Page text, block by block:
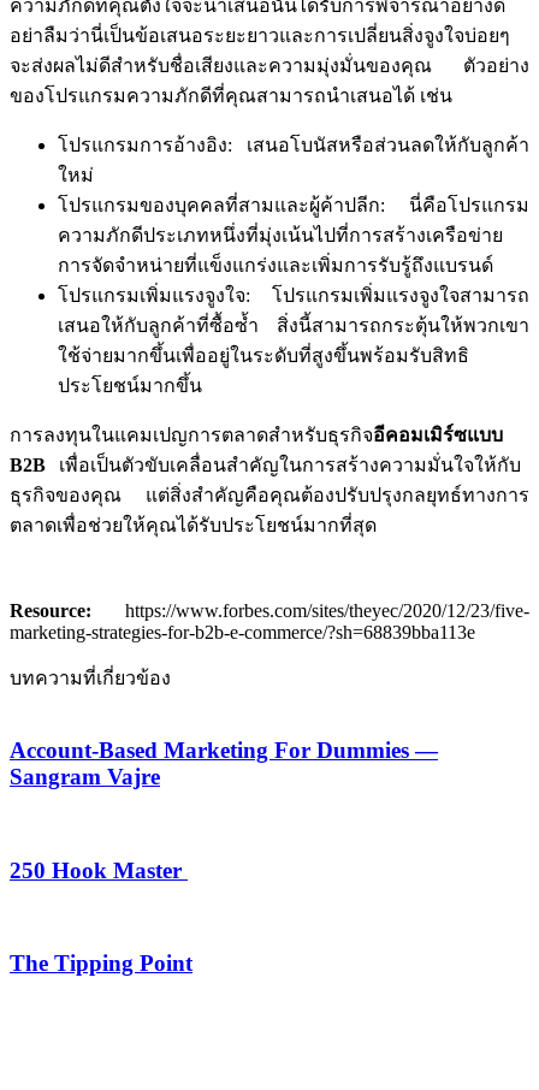
ความภักดีที่คุณตั้งใจจะนำเสนอนั้นได้รับการพิจารณาอย่างดี
อย่าลืมว่านี่เป็นข้อเสนอระยะยาวและการเปลี่ยนสิ่งจูงใจบ่อยๆ
จะส่งผลไม่ดีสำหรับชื่อเสียงและความมุ่งมั่นของคุณ ตัวอย่าง
ของโปรแกรมความภักดีที่คุณสามารถนำเสนอได้ เช่น
โปรแกรมการอ้างอิง: เสนอโบนัสหรือส่วนลดให้กับลูกค้า
ใหม่
โปรแกรมของบุคคลที่สามและผู้ค้าปลีก: นี่คือโปรแกรม
ความภักดีประเภทหนึ่งที่มุ่งเน้นไปที่การสร้างเครือข่าย
การจัดจำหน่ายที่แข็งแกร่งและเพิ่มการรับรู้ถึงแบรนด์
โปรแกรมเพิ่มแรงจูงใจ: โปรแกรมเพิ่มแรงจูงใจสามารถ
เสนอให้กับลูกค้าที่ซื้อซ้ำ
สิ่งนี้สามารถกระตุ้นให้พวกเขา
ใช้จ่ายมากขึ้นเพื่ออยู่ในระดับที่สูงขึ้นพร้อมรับสิทธิ
ประโยชน์มากขึ้น
การลงทุนในแคมเปญการตลาดสำหรับธุรกิจอีคอมเมิร์ซแบบ
B2B เพื่อเป็นตัวขับเคลื่อนสำคัญในการสร้างความมั่นใจให้กับ
ธุรกิจของคุณ
แต่สิ่งสำคัญคือคุณต้องปรับปรุงกลยุทธ์ทางการ
ตลาดเพื่อช่วยให้คุณได้รับประโยชน์มากที่สุด
Resource: https://www.forbes.com/sites/theyec/2020/12/23/five-
marketing-strategies-for-b2b-e-commerce/?sh=68839bba113e
บทความที่เกี่ยวข้อง
Account-Based Marketing For Dummies —
Sangram Vajre
250 Hook Master
The Tipping Point